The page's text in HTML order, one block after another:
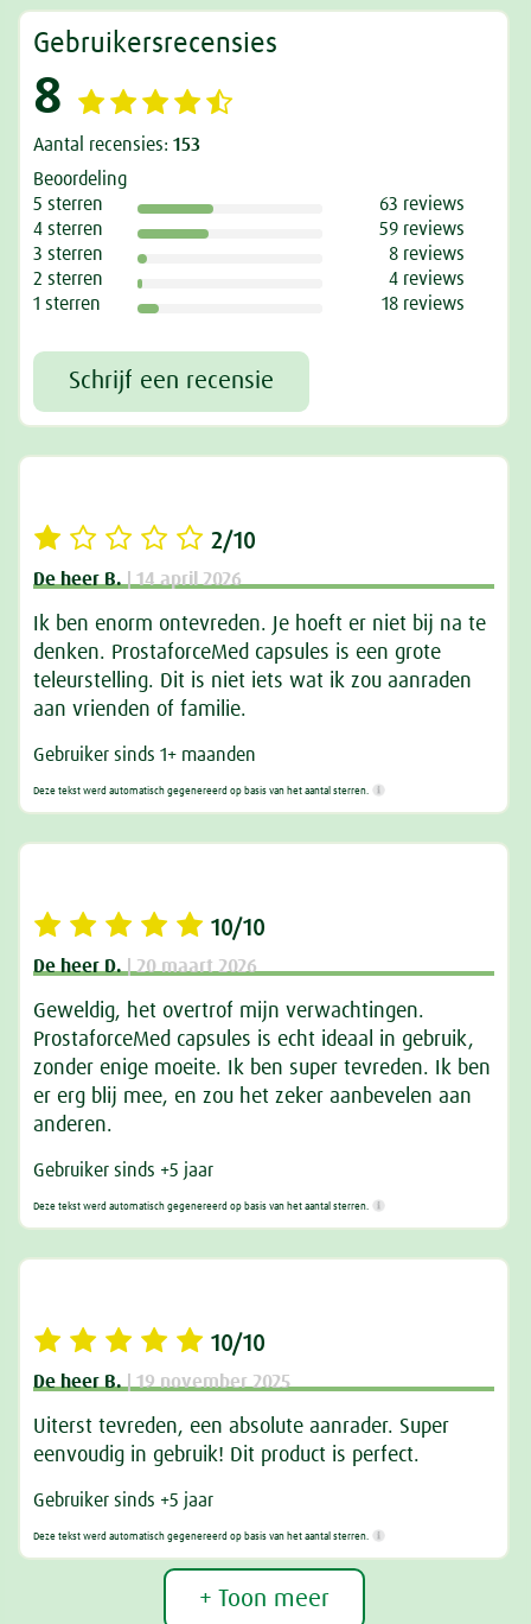
Gebruikersrecensies
8
Aantal recensies:153
Beoordeling
5 sterren
63 reviews
4 sterren
59 reviews
3 sterren
8 reviews
2 sterren
4 reviews
1 sterren
18 reviews
Schrijf een recensie
2/10
De heer B. | 14 april 2026
Ik ben enorm ontevreden. Je hoeft er niet bij na te
denken. ProstaforceMed capsules is een grote
teleurstelling. Dit is niet iets wat ik zou aanraden
aan vrienden of familie.
Gebruiker sinds 1+ maanden
Deze tekst werd automatisch gegenereerd op basis van het aantal sterren.
10/10
De heer D. | 20 maart 2026
Geweldig, het overtrof mijn verwachtingen.
ProstaforceMed capsules is echt ideaal in gebruik,
zonder enige moeite. Ik ben super tevreden. Ik ben
er erg blij mee, en zou het zeker aanbevelen aan
anderen.
Gebruiker sinds +5 jaar
Deze tekst werd automatisch gegenereerd op basis van het aantal sterren.
10/10
De heer B. | 19 november 2025
Uiterst tevreden, een absolute aanrader. Super
eenvoudig in gebruik! Dit product is perfect.
Gebruiker sinds +5 jaar
Deze tekst werd automatisch gegenereerd op basis van het aantal sterren.
+ Toon meer